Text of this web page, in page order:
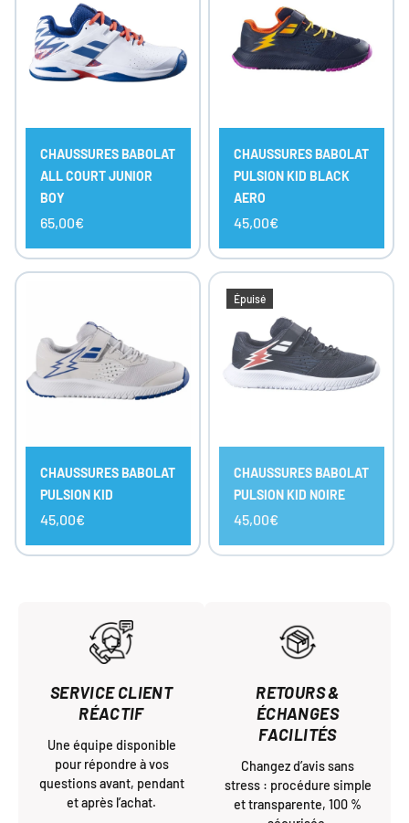
CHAUSSURES BABOLAT
ALL COURT JUNIOR
BOY
65,00€
CHAUSSURES BABOLAT
PULSION KID BLACK
AERO
45,00€
CHAUSSURES BABOLAT
PULSION KID
45,00€
Épuisé
CHAUSSURES BABOLAT
PULSION KID NOIRE
45,00€
SERVICE CLIENT
RÉACTIF
Une équipe disponible
pour répondre à vos
questions avant, pendant
et après l’achat.
RETOURS &
ÉCHANGES
FACILITÉS
Changez d’avis sans
stress : procédure simple
et transparente, 100 %